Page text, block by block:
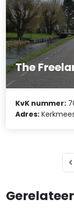
The
KvK nummer:
Adres: